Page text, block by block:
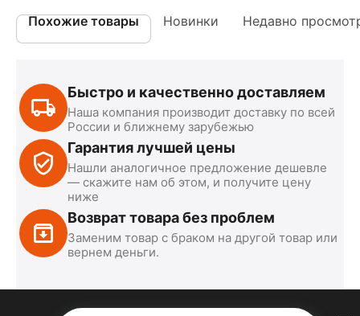
Похожие товары Новинки Недавно
Быстро и качественно доставляем
Наша компания производит доставку по всей
России и ближнему зарубежью
Гарантия лучшей цены
Нашли аналогичное предложение дешевле
— скажите нам об этом, и получите цену
ниже
Возврат товара без проблем
Заменим товар с браком на другой товар или
вернем деньги.